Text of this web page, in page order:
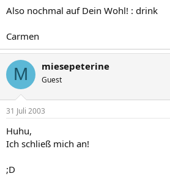
Also nochmal auf Dein Wohl! : drink
Carmen
M miesepeterine
Guest
31 Juli 2003
Huhu,
Ich schließ mich an!
;D